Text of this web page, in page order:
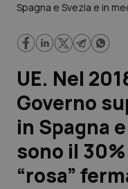
Regioni e Asl
Lavoro e Professioni
Scienza e Farmaci
Studi e Analisi
Lettere al direttore
Spagna e Svezia e in
UE. Nel
Governo
in Spagna
sono il
“rosa”